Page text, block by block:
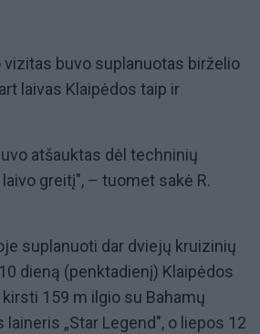
buvo suplanuotas birželio
laivas Klaipėdos taip ir
atšauktas dėl techninių
greitį", – tuomet sakė R.
suplanuoti dar dviejų kruizinių
dieną (penktadienį) Klaipėdos
159 m ilgio su Bahamų
„Star Legend", o liepos 12